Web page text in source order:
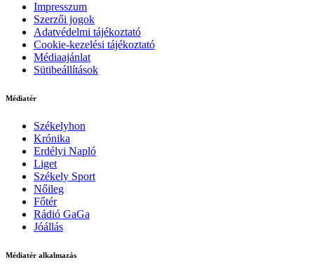
Impresszum
Szerzői jogok
Adatvédelmi tájékoztató
Cookie-kezelési tájékoztató
Médiaajánlat
Sütibeállítások
Médiatér
Székelyhon
Krónika
Erdélyi Napló
Liget
Székely Sport
Nőileg
Főtér
Rádió GaGa
Jóállás
Médiatér alkalmazás